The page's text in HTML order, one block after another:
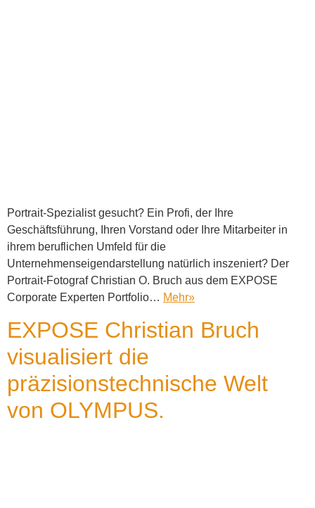
Portrait-Spezialist gesucht? Ein Profi, der Ihre
Geschäftsführung, Ihren Vorstand oder Ihre Mitarbeiter in
ihrem beruflichen Umfeld für die
Unternehmenseigendarstellung natürlich inszeniert? Der
Portrait-Fotograf Christian O. Bruch aus dem EXPOSE
Corporate Experten Portfolio… Mehr»
EXPOSE Christian Bruch
visualisiert die
präzisionstechnische Welt
von OLYMPUS.